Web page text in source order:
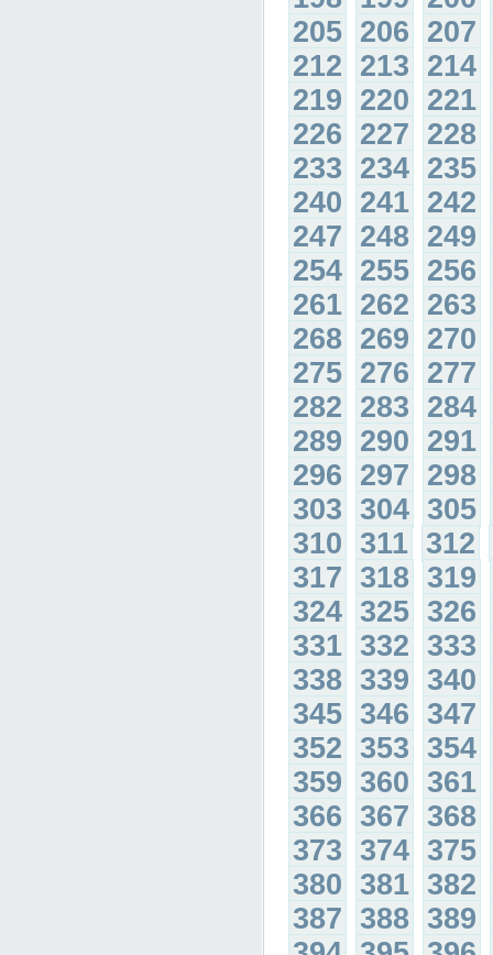
205 206 207
212 213 214
219 220 221
226 227 228
233 234 235
240 241 242
247 248 249
254 255 256
261 262 263
268 269 270
275 276 277
282 283 284
289 290 291
296 297 298
303 304 305
310 311 312
317 318 319
324 325 326
331 332 333
338 339 340
345 346 347
352 353 354
359 360 361
366 367 368
373 374 375
380 381 382
387 388 389